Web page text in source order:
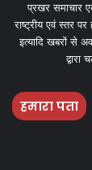
प्रखर समाचार
राष्ट्रीय एवं स्तर
इत्यादि खबरों से
हमारा पता